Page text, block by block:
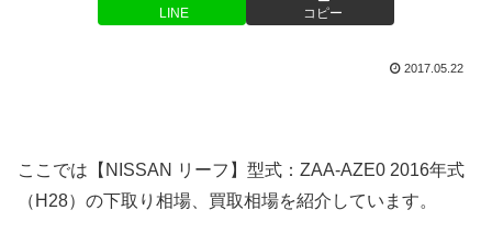
LINE コピー
2017.05.22
ここでは【NISSAN リーフ】型式：ZAA-AZE0 2016年式
（H28）の下取り相場、買取相場を紹介しています。